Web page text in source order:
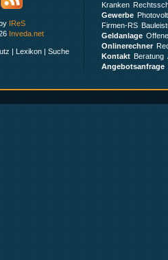
IReS
Inveda.net
| Lexikon | Suche
Kranken
Gewerbe
Firmen-RS
Geldanlage
Onlinerechner
Kontakt Beratung
Angebotsanfrage